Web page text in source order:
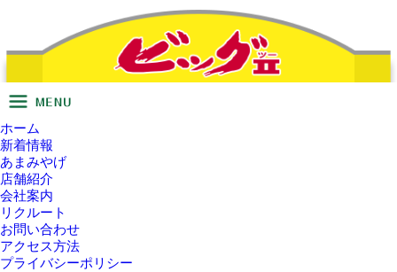
ホーム
新着情報
あまみやげ
店舗紹介
会社案内
リクルート
お問い合わせ
アクセス方法
プライバシーポリシー